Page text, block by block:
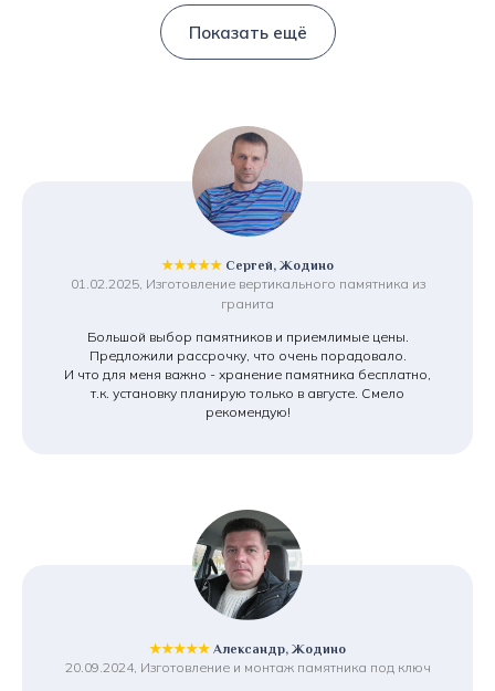
Показать ещё
★★★★★ Сергей, Жодино
01.02.2025, Изготовление вертикального памятника из
гранита
Большой выбор памятников и приемлимые цены.
Предложили рассрочку, что очень порадовало.
И что для меня важно - хранение памятника бесплатно,
т.к. установку планирую только в августе. Смело
рекомендую!
★★★★★ Александр, Жодино
20.09.2024, Изготовление и монтаж памятника под ключ